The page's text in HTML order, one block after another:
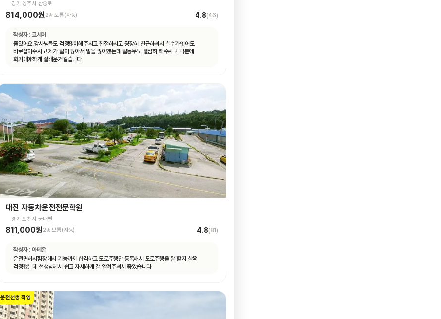
경기 양주시 삼숭로
814,000원2종 보통(자동) 4.8(46)
작성자 : 코세어
좋았어요.강사님들도 걱정많이해주시고 친절하시고 굉장히 친근하셔서 실수가잇어도
바로잡아주시고 제가 말이 많아서 말을 많이헀는데 말동무도 열심히 해주시고 덕분에
화기애애하게 잘배운거같습니다
대진 자동차운전전문학원
경기 포천시 군내면
811,000원2종 보통(자동) 4.8(81)
작성자 : 아테온
운전면허시험장에서 기능까지 합격하고 도로주행만 등록해서 도로주행을 잘 할지 살짝
걱정했는데 선생님께서 쉽고 자세하게 잘 알려주셔서 좋았습니다
운전선생 직영